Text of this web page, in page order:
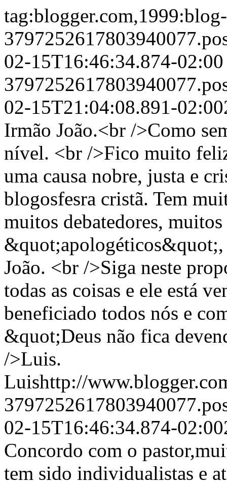
tag:blogger.com,1999:blog-
02-15T16:46:34.874-
02-15T21:04:08.891-
Irmão João.<br />Como
nível. <br />Fico muito
uma causa nobre, justa e
blogosfesra cristã. Tem
muitos debatedores,
&quot;apologéticos&quot;,
João. <br />Siga neste
todas as coisas e ele está
beneficiado todos nós e
&quot;Deus não fica
/>Luis.
Luishttp://
02-15T16:46:34.874-
Concordo com o
tem sido individualistas e